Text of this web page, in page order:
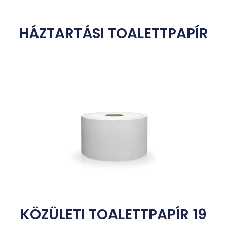
HÁZTARTÁSI TOALETTPAPÍR
KÖZÜLETI TOALETTPAPÍR 19